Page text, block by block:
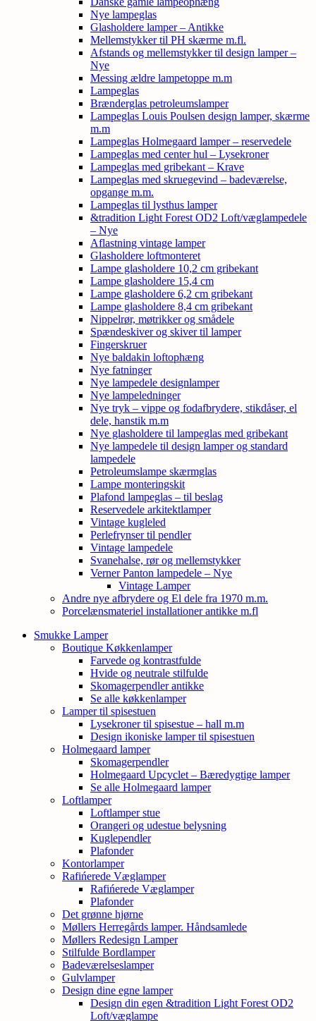
Nye lampeglas
Glasholdere lamper – Antikke
Mellemstykker til PH skærme m.fl.
Afstands og mellemstykker til design lamper –
Nye
Messing ældre lampetoppe m.m
Lampeglas
Brænderglas petroleumslamper
Lampeglas Louis Poulsen design lamper, skærme
m.m
Lampeglas Holmegaard lamper – reservedele
Lampeglas med center hul – Lysekroner
Lampeglas med gribekant – Krave
Lampeglas med skruegevind – badeværelse,
opgange m.m.
Lampeglas til lysthus lamper
&tradition Light Forest OD2 Loft/væglampedele
– Nye
Aflastning vintage lamper
Glasholdere loftmonteret
Lampe glasholdere 10,2 cm gribekant
Lampe glasholdere 15,4 cm
Lampe glasholdere 6,2 cm gribekant
Lampe glasholdere 8,4 cm gribekant
Nippelrør, møtrikker og smådele
Spændeskiver og skiver til lamper
Fingerskruer
Nye baldakin loftophæng
Nye fatninger
Nye lampedele designlamper
Nye lampeledninger
Nye tryk – vippe og fodafbrydere, stikdåser, el
dele, hanstik m.m
Nye glasholdere til lampeglas med gribekant
Nye lampedele til design lamper og standard
lampedele
Petroleumslampe skærmglas
Lampe monteringskit
Plafond lampeglas – til beslag
Reservedele arkitektlamper
Vintage kugleled
Perlefrynser til pendler
Vintage lampedele
Svanehalse, rør og mellemstykker
Verner Panton lampedele – Nye
Vintage Lamper
Andre nye afbrydere og El dele fra 1970 m.m.
Porcelænsmateriel installationer antikke m.fl
Smukke Lamper
Boutique Køkkenlamper
Farvede og kontrastfulde
Hvide og neutrale stilfulde
Skomagerpendler antikke
Se alle køkkenlamper
Lamper til spisestuen
Lysekroner til spisestue – hall m.m
Design ikoniske lamper til spisestuen
Holmegaard lamper
Skomagerpendler
Holmegaard Upcyclet – Bæredygtige lamper
Se alle Holmegaard lamper
Loftlamper
Loftlamper stue
Orangeri og udestue belysning
Kuglependler
Plafonder
Kontorlamper
Rafińerede Væglamper
Rafińerede Væglamper
Plafonder
Det grønne hjørne
Møllers Herregårds lamper. Håndsamlede
Møllers Redesign Lamper
Stilfulde Bordlamper
Badeværelseslamper
Gulvlamper
Design dine egne lamper
Design din egen &tradition Light Forest OD2
Loft/væglampe